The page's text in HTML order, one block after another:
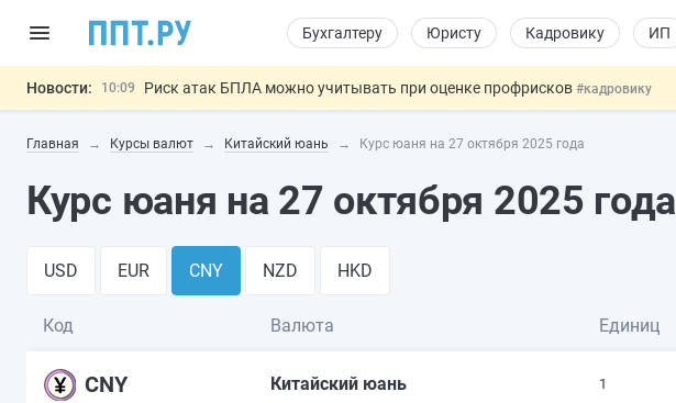
Бухгалтеру Юристу Кадровику ИП
Новости: 10:09 Риск атак БПЛА можно учитывать при оценке профрисков #кадровику
05.08 Обновили сообщения НПФ о договорах НПО и долгосрочных сбережений
05.08
Важно Подписан закон об упрощении госзакупок по 44-ФЗ #заказчику
Главная Курсы валют Китайский юань Курс юаня на 27 октября 2025 года
Курс юаня на 27 октября 2025 года
USD EUR CNY NZD HKD
Код Валюта Единиц
CNY Китайский юань 1